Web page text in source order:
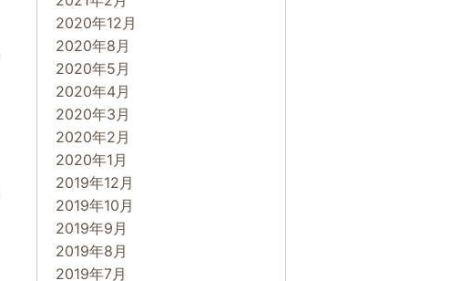
2020年12月
2020年8月
2020年5月
2020年4月
2020年3月
2020年2月
2020年1月
2019年12月
2019年10月
2019年9月
2019年8月
2019年7月